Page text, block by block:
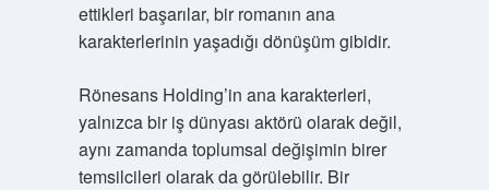
ettikleri başarılar, bir romanın ana
karakterlerinin yaşadığı dönüşüm gibidir.
Rönesans Holding’in ana karakterleri,
yalnızca bir iş dünyası aktörü olarak değil,
aynı zamanda toplumsal değişimin birer
temsilcileri olarak da görülebilir. Bir